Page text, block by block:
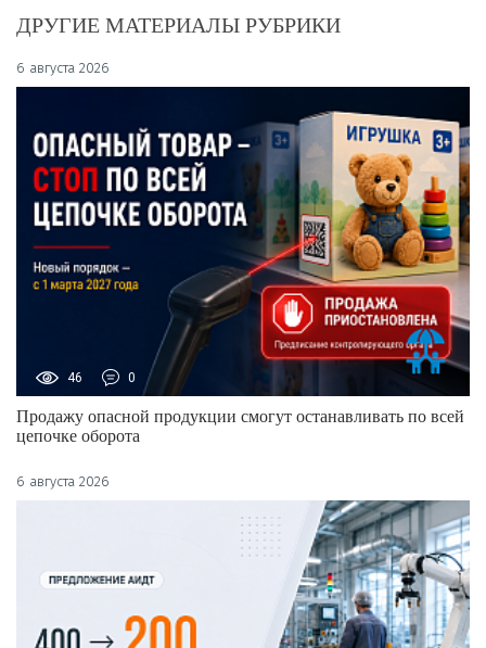
ДРУГИЕ МАТЕРИАЛЫ РУБРИКИ
6 августа 2026
46 0
Продажу опасной продукции смогут останавливать по всей
цепочке оборота
6 августа 2026